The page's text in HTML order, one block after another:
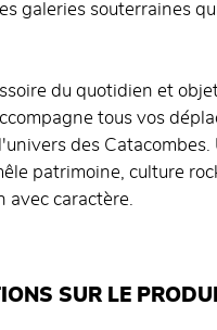
galeries souterraines
du quotidien et
tous vos
des Catacombes.
patrimoine, culture
avec caractère.
SUR LE